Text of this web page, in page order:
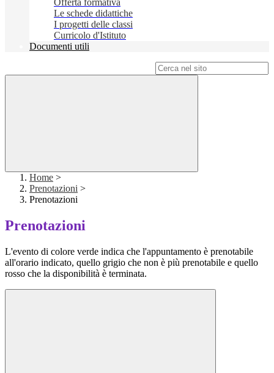
Offerta formativa
Le schede didattiche
I progetti delle classi
Curricolo d'Istituto
Documenti utili
Home >
Prenotazioni >
Prenotazioni
Prenotazioni
L'evento di colore verde indica che l'appuntamento è prenotabile
all'orario indicato, quello grigio che non è più prenotabile e quello
rosso che la disponibilità è terminata.